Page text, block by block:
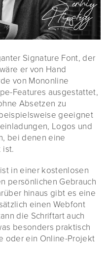
Signature Font, der
er von Hand
von Mononline
Features ausgestattet,
Absetzen zu
geeignet
Logos und
bei denen eine
ist.
in einer kostenlosen
persönlichen Gebrauch
hinaus gibt es eine
einen Webfont
die Schriftart auch
besonders praktisch
oder ein Online-Projekt